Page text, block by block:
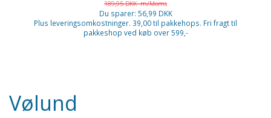
189,95 DKKm/Moms
Du sparer: 56,99 DKK
Plus leveringsomkostninger. 39,00 til pakkehops. Fri fragt til
pakkeshop ved køb over 599,-
Vølund